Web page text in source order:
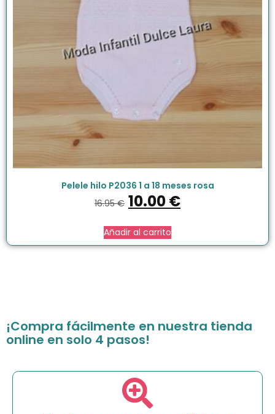
Pelele hilo P2036 1 a 18 meses rosa
16.95€ 10.00€
Añadir al carrito
¡Compra fácilmente en nuestra tienda
online en solo 4 pasos!